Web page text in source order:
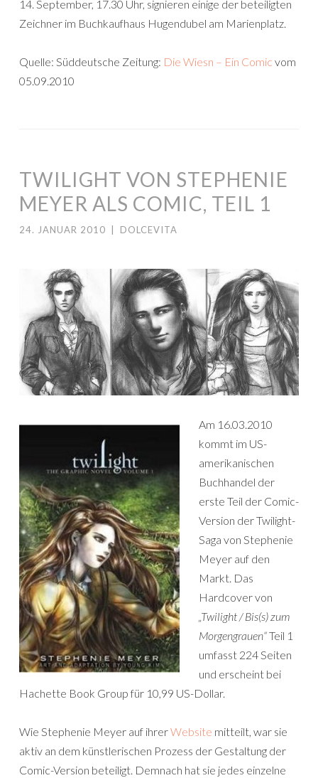
14. September, 17.30 Uhr, signieren einige der beteiligten
Zeichner im Buchkaufhaus Hugendubel am Marienplatz.
Quelle: Süddeutsche Zeitung: Die Wiesn – Ein Comic vom
05.09.2010
TWILIGHT VON STEPHENIE
MEYER ALS COMIC, TEIL 1
24. JANUAR 2010 DOLCEVITA
Am 16.03.2010
kommt im US-
amerikanischen
Buchhandel der
erste Teil der Comic-
Version der Twilight-
Saga von Stephenie
Meyer auf den
Markt. Das
Hardcover von
„Twilight / Bis(s) zum
Morgengrauen“Teil 1
umfasst 224 Seiten
und erscheint bei
Hachette Book Group für 10,99 US-Dollar.
Wie Stephenie Meyer auf ihrerWebsite mitteilt, war sie
aktiv an dem künstlerischen Prozess der Gestaltung der
Comic-Version beteiligt. Demnach hat sie jedes einzelne